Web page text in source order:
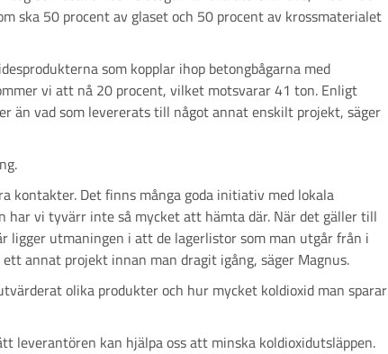
ska 50 procent av glaset och 50 procent av krossmaterialet
som kopplar ihop betongbågarna med
vi att nå 20 procent, vilket motsvarar 41 ton. Enligt
än vad som levererats till något annat enskilt projekt, säger
kontakter. Det finns många goda initiativ med lokala
vi tyvärr inte så mycket att hämta där. När det gäller till
utmaningen i att de lagerlistor som man utgår från i
annat projekt innan man dragit igång, säger Magnus.
olika produkter och hur mycket koldioxid man sparar
leverantören kan hjälpa oss att minska koldioxidutsläppen.